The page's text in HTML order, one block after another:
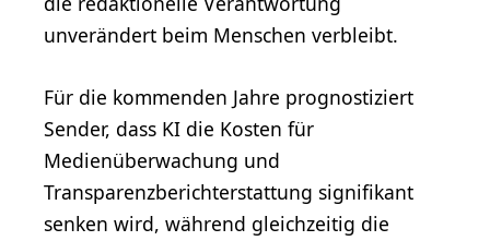
unverändert beim Menschen verbleibt.
Für die kommenden Jahre prognostiziert
Sender, dass KI die Kosten für
Medienüberwachung und
Transparenzberichterstattung signifikant
senken wird, während gleichzeitig die